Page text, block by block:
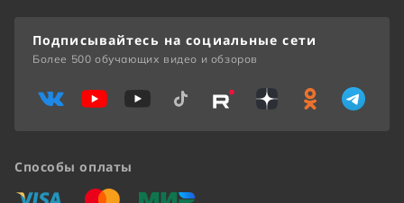
Способы оплаты
«Виза» «Мастеркард»
«Мир»
Подписывайтесь на социальные сети
Более 500 обучающих видео и обзоров